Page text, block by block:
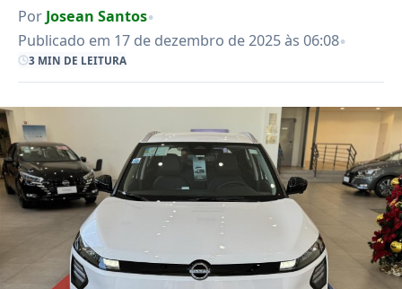
Por Josean Santos•
Publicado em 17 de dezembro de 2025 às 06:08•
3 MIN DE LEITURA